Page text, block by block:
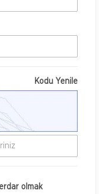
Kodu Yenile
olmak